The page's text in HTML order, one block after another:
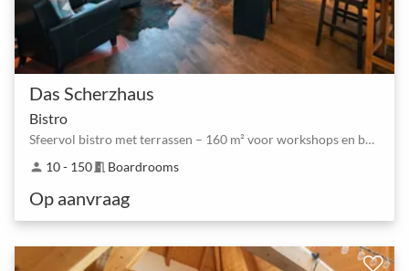
Das Scherzhaus
Bistro
Sfeervol bistro met terrassen – 160 m² voor workshops en borrels
person 10 - 150meeting_room Boardrooms
Op aanvraag